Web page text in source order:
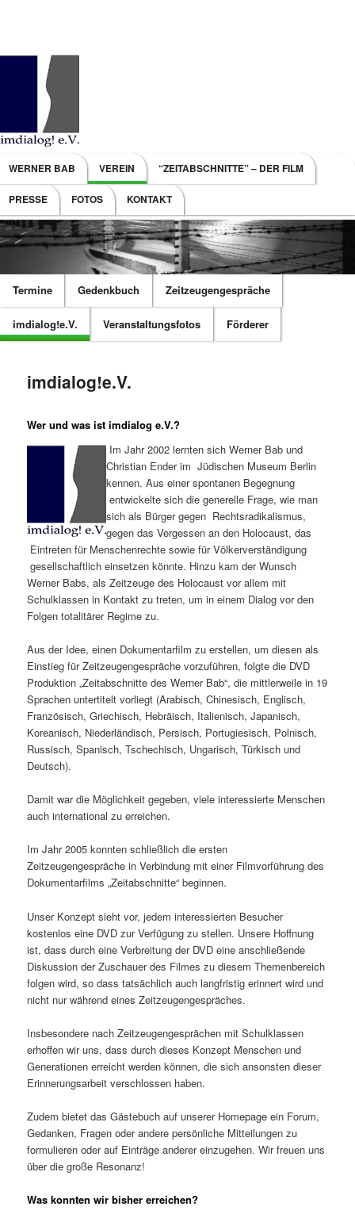
Main menu
SKIP TO PRIMARY CONTENT
SKIP TO SECONDARY CONTENT
WERNER BAB VEREIN “ZEITABSCHNITTE” – DER FILM
PRESSE FOTOS KONTAKT
Termine Gedenkbuch Zeitzeugengespräche
imdialog!e.V. Veranstaltungsfotos Förderer
imdialog!e.V.
Wer und was ist imdialog e.V.?
Im Jahr 2002 lernten sich Werner Bab und
Christian Ender im Jüdischen Museum Berlin
kennen. Aus einer spontanen Begegnung
entwickelte sich die generelle Frage, wie man
sich als Bürger gegen Rechtsradikalismus,
gegen das Vergessen an den Holocaust, das
Eintreten für Menschenrechte sowie für Völkerverständigung
gesellschaftlich einsetzen könnte. Hinzu kam der Wunsch
Werner Babs, als Zeitzeuge des Holocaust vor allem mit
Schulklassen in Kontakt zu treten, um in einem Dialog vor den
Folgen totalitärer Regime zu.
Aus der Idee, einen Dokumentarfilm zu erstellen, um diesen als
Einstieg für Zeitzeugengespräche vorzuführen, folgte die DVD
Produktion „Zeitabschnitte des Werner Bab“, die mittlerweile in 19
Sprachen untertitelt vorliegt (Arabisch, Chinesisch, Englisch,
Französisch, Griechisch, Hebräisch, Italienisch, Japanisch,
Koreanisch, Niederländisch, Persisch, Portugiesisch, Polnisch,
Russisch, Spanisch, Tschechisch, Ungarisch, Türkisch und
Deutsch).
Damit war die Möglichkeit gegeben, viele interessierte Menschen
auch international zu erreichen.
Im Jahr 2005 konnten schließlich die ersten
Zeitzeugengespräche in Verbindung mit einer Filmvorführung des
Dokumentarfilms „Zeitabschnitte“ beginnen.
Unser Konzept sieht vor, jedem interessierten Besucher
kostenlos eine DVD zur Verfügung zu stellen. Unsere Hoffnung
ist, dass durch eine Verbreitung der DVD eine anschließende
Diskussion der Zuschauer des Filmes zu diesem Themenbereich
folgen wird, so dass tatsächlich auch langfristig erinnert wird und
nicht nur während eines Zeitzeugengespräches.
Insbesondere nach Zeitzeugengesprächen mit Schulklassen
erhoffen wir uns, dass durch dieses Konzept Menschen und
Generationen erreicht werden können, die sich ansonsten dieser
Erinnerungsarbeit verschlossen haben.
Zudem bietet das Gästebuch auf unserer Homepage ein Forum,
Gedanken, Fragen oder andere persönliche Mitteilungen zu
formulieren oder auf Einträge anderer einzugehen. Wir freuen uns
über die große Resonanz!
Was konnten wir bisher erreichen?